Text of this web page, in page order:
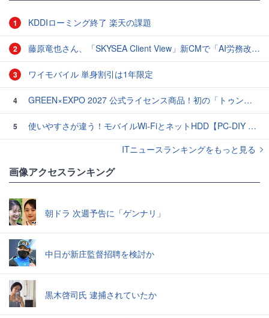
1 KDDIローミング終了 楽天の課題
2 藤原竜也さん、「SKYSEA Client View」新CMで「AI労務改善」をアピール 働き方をAIが分析したら「すぐに休んで」と言われる？
3 ワイモバイル 単身割引は1年限定
4 GREEN×EXPO 2027 公式ライセンス商品！初の「トゥンクトゥンク」公式LINEスタンプ、販売開始
5
使いやすさが違う！モバイルWi-FiとネットHDD【PC-DIY 秋の陣】
ITニュースランキングをもっと見る
画像アクセスランキング
朝ドラ 次週予告に「ゲンナリ」
中日が新庄監督招聘を検討か
黒木啓司氏 逮捕されていたか